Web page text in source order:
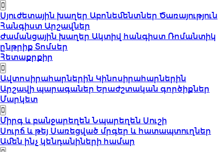
Սյուժետային խաղեր Աբոնեմենտներ Ծառայություն
Հանգիստ Արշավներ
Ժամանցային խաղեր Ակտիվ հանգիստ Ռոմանտիկ
ընթրիք Տոմսեր
Հետաքրքիր
Ավտոսիրահարներին Կինոսիրահարներին
Արշավի պարագաներ Երաժշտական գործիքներ
Մարկետ
Միրգ և բանջարեղենՆպարեղեն Սուշի
Սուրճ և թեյ Սառեցված մրգեր և հատապտուղներ
Ամեն ինչ կենդանիների համար